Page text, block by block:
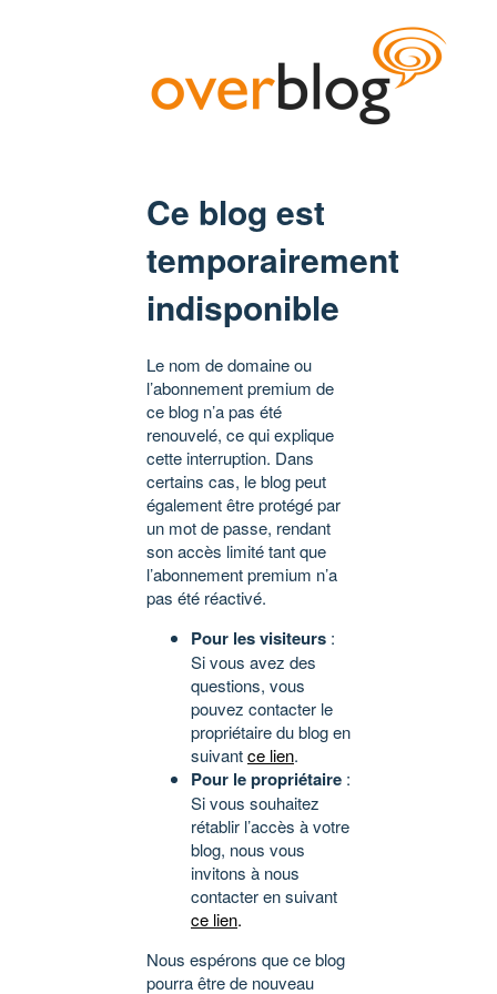
Ce blog est
temporairement
indisponible
Le nom de domaine ou
l’abonnement premium de
ce blog n’a pas été
renouvelé, ce qui explique
cette interruption. Dans
certains cas, le blog peut
également être protégé par
un mot de passe, rendant
son accès limité tant que
l’abonnement premium n’a
pas été réactivé.
Pour les visiteurs :
Si vous avez des
questions, vous
pouvez contacter le
propriétaire du blog en
suivantce lien.
Pour le propriétaire :
Si vous souhaitez
rétablir l’accès à votre
blog, nous vous
invitons à nous
contacter en suivant
ce lien.
Nous espérons que ce blog
pourra être de nouveau